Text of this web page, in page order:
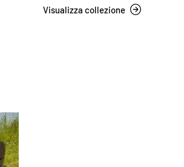
Visualizza collezione